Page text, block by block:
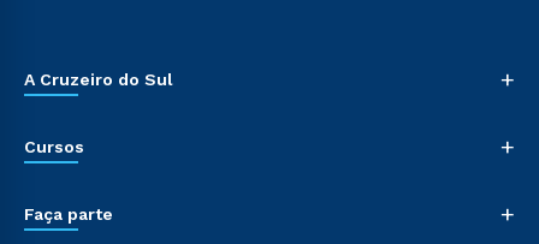
A Cruzeiro do Sul +
Cursos +
Faça parte +